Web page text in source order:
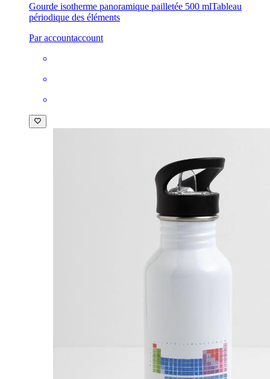
Gourde isotherme panoramique pailletée 500 mlTableau
périodique des éléments
Par accountaccount